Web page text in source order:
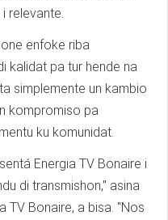
relevante.
enfoke riba
kalidat pa tur hende na
simplemente un kambio
kompromiso pa
ku komunidat.
Energia TV Bonaire i
di transmishon," asina
TV Bonaire, a bisa. "Nos